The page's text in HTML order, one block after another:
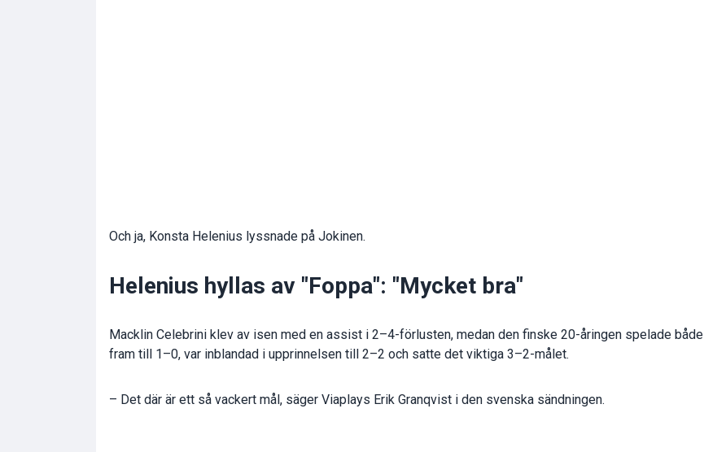
Och ja, Konsta Helenius lyssnade på Jokinen.
Helenius hyllas av "Foppa": "Mycket bra"
Macklin Celebrini klev av isen med en assist i 2–4-förlusten, medan den finske 20-åringen spelade både
fram till 1–0, var inblandad i upprinnelsen till 2–2 och satte det viktiga 3–2-målet.
– Det där är ett så vackert mål, säger Viaplays Erik Granqvist i den svenska sändningen.